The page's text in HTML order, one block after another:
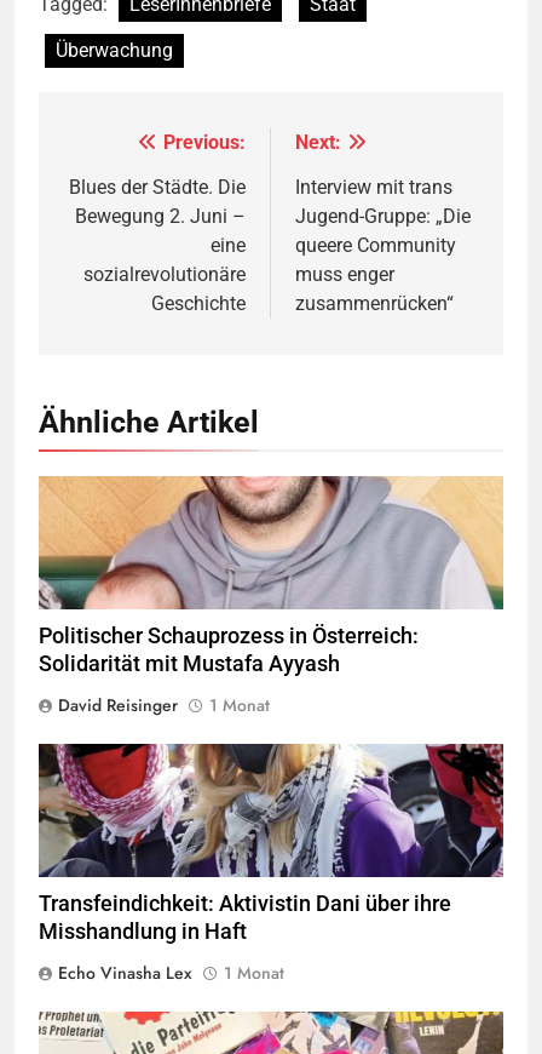
Überwachung
Beitragsnavigation
Previous:
Blues der Städte. Die
Bewegung 2. Juni –
eine
sozialrevolutionäre
Geschichte
Next:
Interview mit trans
Jugend-Gruppe: „Die
queere Community
muss enger
zusammenrücken“
Ähnliche Artikel
© Twitter Mustafa ayyash
Politischer Schauprozess in Österreich:
Solidarität mit Mustafa Ayyash
David Reisinger
1 Monat
© privat alle Rechte vorbehalten
Transfeindichkeit: Aktivistin Dani über ihre
Misshandlung in Haft
Echo Vinasha Lex
1 Monat
© linkswende.org,CC-BY-SA-1.0